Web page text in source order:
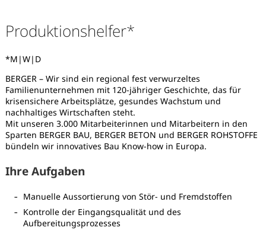
Produktionshelfer*
*M|W|D
BERGER – Wir sind ein regional fest verwurzeltes
Familienunternehmen mit 120-jähriger Geschichte, das für
krisensichere Arbeitsplätze, gesundes Wachstum und
nachhaltiges Wirtschaften steht.
Mit unseren 3.000 Mitarbeiterinnen und Mitarbeitern in den
Sparten BERGER BAU, BERGER BETON und BERGER ROHSTOFFE
bündeln wir innovatives Bau Know-how in Europa.
Ihre Aufgaben
Manuelle Aussortierung von Stör- und Fremdstoffen
Kontrolle der Eingangsqualität und des
Aufbereitungsprozesses
Karte anzeigen